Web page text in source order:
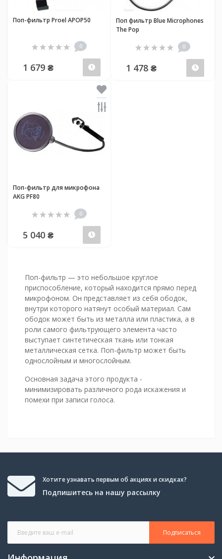
Поп-фильтр Proel APOP50
0
1 679 ₴ Предзаказ
Поп фильтр Blue Microphones
The Pop
0
1 478 ₴
Поп-фильтр для микрофона
AKG PF80
0
5 040 ₴
Поп-фильтр — это небольшое круглое
приспособление, который находится прямо перед
микрофоном. Он представляет из себя ободок,
внутри которого натянут особый материал. Сам
ободок может быть из металла или пластика, а в
роли самого фильтрующего элемента часто
выступает синтетическая ткань или тонкая
металлическая сетка. Поп-фильтр может быть
однослойным и многослойным.
Основная задача этого продукта -
минимизировать различного рода искажения и
помехи при записи голоса.
Хотите узнавать первым об акциях и скидках?
Подпишитесь на нашу рассылку
Подписаться